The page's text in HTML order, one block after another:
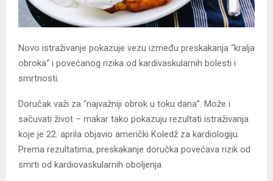
Novo istraživanje pokazuje vezu između preskakanja “kralja
obroka“ i povećanog rizika od kardivaskularnih bolesti i
smrtnosti.
Doručak važi za “najvažniji obrok u toku dana”. Može i
sačuvati život – makar tako pokazuju rezultati istraživanja
koje je 22. aprila objavio američki Koledž za kardiologiju.
Prema rezultatima, preskakanje doručka povećava rizik od
smrti od kardiovaskularnih oboljenja.